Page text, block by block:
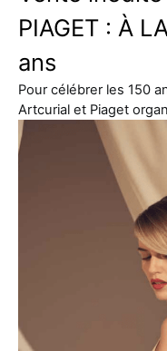
PIAGET : À
ans
Pour célébrer les 150
Artcurial et Piaget